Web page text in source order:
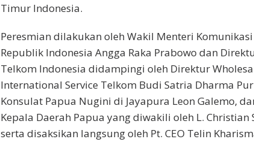
Timur Indonesia.
Peresmian dilakukan oleh Wakil Menteri
Republik Indonesia Angga Raka Prabowo dan
Telkom Indonesia didampingi oleh Direktur
International Service Telkom Budi Satria Dharma
Konsulat Papua Nugini di Jayapura Leon Galemo,
Kepala Daerah Papua yang diwakili oleh L. Christian
serta disaksikan langsung oleh Pt. CEO Telin